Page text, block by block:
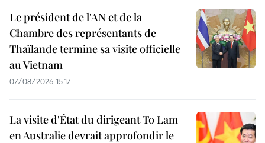
Le président de l'AN et de la
Chambre des représentants de
Thaïlande termine sa visite officielle
au Vietnam
07/08/2026 15:17
La visite d'État du dirigeant To Lam
en Australie devrait approfondir le